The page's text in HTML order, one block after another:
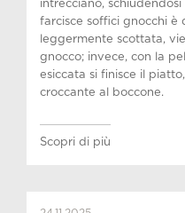
intrecciano,
farcisce soffici gnocchi è
leggermente scottata,
gnocco; invece, con la
esiccata si finisce il
croccante al boccone.
Scopri di più